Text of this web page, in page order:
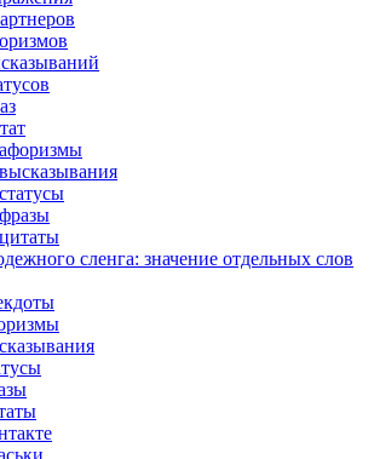
сленга: значение отдельных слов